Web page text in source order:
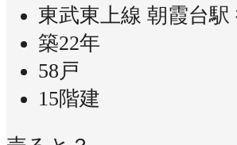
東武東上線 朝霞台駅
築22年
58戸
15階建